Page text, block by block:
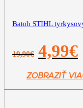
Batoh STIHL
19,90€
Pôvodná
cena
19,90€.
4,99€
ZOBRAZIŤ